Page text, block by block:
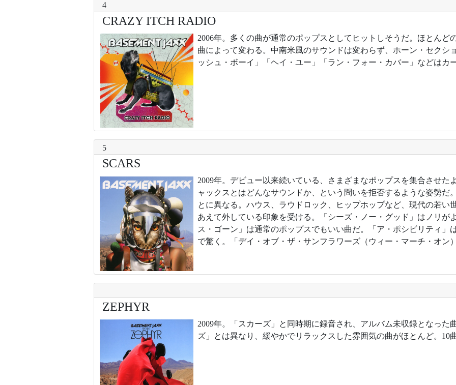
4
CRAZY ITCH RADIO
2006年。多くの曲が通常のポップスとしてヒットしそうだ。ほとんど
曲によって変わる。中南米風のサウンドは変わらず、ホーン・セクシ
ッシュ・ボーイ」「ヘイ・ユー」「ラン・フォー・カバー」などはカ
5
SCARS
2009年。デビュー以来続いている、さまざまなポップスを集合させた
ャックスとはどんなサウンドか、という問いを拒否するような姿勢だ
とに異なる。ハウス、ラウドロック、ヒップホップなど、現代の若い
あえて外している印象を受ける。「シーズ・ノー・グッド」はノリが
ス・ゴーン」は通常のポップスでもいい曲だ。「ア・ポシビリティ」
で驚く。「デイ・オブ・ザ・サンフラワーズ（ウィー・マーチ・オン
ZEPHYR
2009年。「スカーズ」と同時期に録音され、アルバム未収録となった
ズ」とは異なり、緩やかでリラックスした雰囲気の曲がほとんど。10